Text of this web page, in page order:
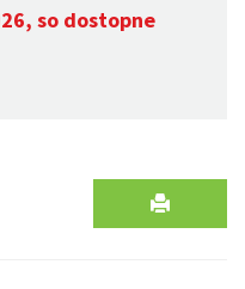
so dostopne